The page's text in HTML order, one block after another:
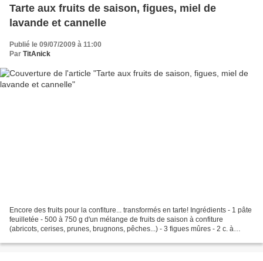
Tarte aux fruits de saison, figues, miel de
lavande et cannelle
Publié le 09/07/2009 à 11:00
Par TitAnick
Encore des fruits pour la confiture... transformés en tarte! Ingrédients - 1 pâte
feuilletée - 500 à 750 g d'un mélange de fruits de saison à confiture
(abricots, cerises, prunes, brugnons, pêches...) - 3 figues mûres - 2 c. à